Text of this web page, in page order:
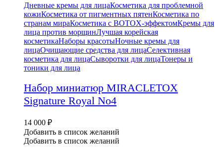
Дневные кремы для лицаКосметика для проблемной
кожиКосметика от пигментных пятенКосметика по
странам мираКосметика с BOTOX-эффектомКремы для
лица против морщинЛучшая корейская
косметикаНаборы красотыНочные кремы для
лицаОчищающие средства для лицаСелективная
косметика для лицаСыворотки для лицаТонеры и
тоники для лица
Набор миниатюр MIRACLETOX
Signature Royal No4
14 000 ₽
Добавить в список желаний
Добавить в список желаний